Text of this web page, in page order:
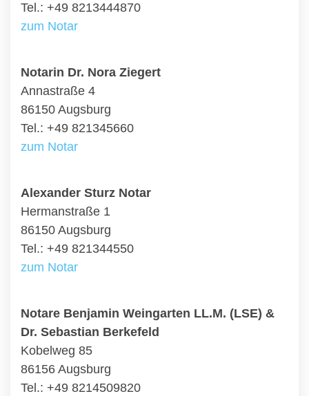
Tel.: +49 8213444870
zum Notar
Notarin Dr. Nora Ziegert
Annastraße 4
86150 Augsburg
Tel.: +49 821345660
zum Notar
Alexander Sturz Notar
Hermanstraße 1
86150 Augsburg
Tel.: +49 821344550
zum Notar
Notare Benjamin Weingarten LL.M. (LSE) &
Dr. Sebastian Berkefeld
Kobelweg 85
86156 Augsburg
Tel.: +49 8214509820